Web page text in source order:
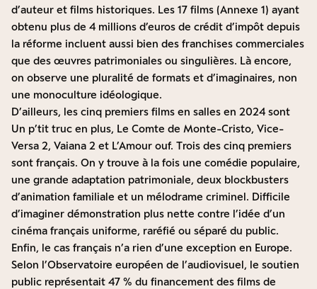
d’auteur et films historiques. Les 17 films (Annexe 1) ayant
obtenu plus de 4 millions d’euros de crédit d’impôt depuis
la réforme incluent aussi bien des franchises commerciales
que des œuvres patrimoniales ou singulières. Là encore,
on observe une pluralité de formats et d’imaginaires, non
une monoculture idéologique.
D’ailleurs, les cinq premiers films en salles en 2024 sont
Un p’tit truc en plus, Le Comte de Monte-Cristo, Vice-
Versa 2, Vaiana 2 et L’Amour ouf. Trois des cinq premiers
sont français. On y trouve à la fois une comédie populaire,
une grande adaptation patrimoniale, deux blockbusters
d’animation familiale et un mélodrame criminel. Difficile
d’imaginer démonstration plus nette contre l’idée d’un
cinéma français uniforme, raréfié ou séparé du public.
Enfin, le cas français n’a rien d’une exception en Europe.
Selon l’Observatoire européen de l’audiovisuel, le soutien
public représentait 47 % du financement des films de